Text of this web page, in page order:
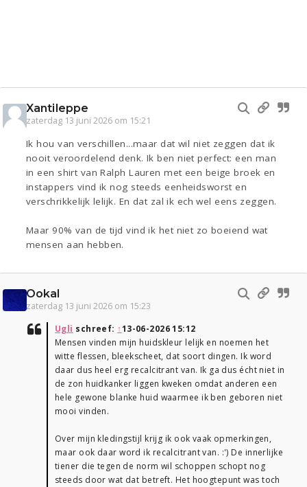
Xantileppe
zaterdag 13 juni 2026 om 15:21
Ik hou van verschillen...maar dat wil niet zeggen dat ik
nooit veroordelend denk. Ik ben niet perfect: een man
in een shirt van Ralph Lauren met een beige broek en
instappers vind ik nog steeds eenheidsworst en
verschrikkelijk lelijk. En dat zal ik ech wel eens zeggen.
Maar 90% van de tijd vind ik het niet zo boeiend wat
mensen aan hebben.
Ookal
zaterdag 13 juni 2026 om 15:23
Ugli schreef: ↑13-06-2026 15:12
Mensen vinden mijn huidskleur lelijk en noemen het
witte flessen, bleekscheet, dat soort dingen. Ik word
daar dus heel erg recalcitrant van. Ik ga dus écht niet in
de zon huidkanker liggen kweken omdat anderen een
hele gewone blanke huid waarmee ik ben geboren niet
mooi vinden.
Over mijn kledingstijl krijg ik ook vaak opmerkingen,
maar ook daar word ik recalcitrant van. :') De innerlijke
tiener die tegen de norm wil schoppen schopt nog
steeds door wat dat betreft. Het hoogtepunt was toch